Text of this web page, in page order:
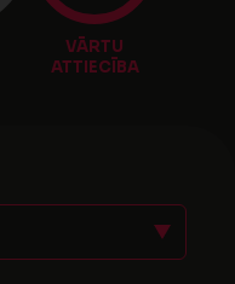
VĀRTU
ATTIECĪBA